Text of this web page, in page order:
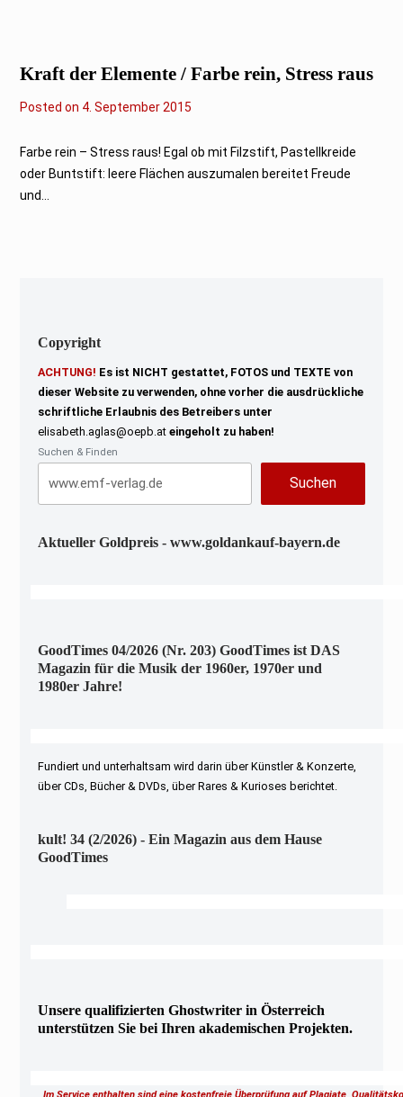
Kraft der Elemente / Farbe rein, Stress raus
Posted on 3
e
r
4. September 2015
Farbe rein – Stress raus! Egal ob mit Filzstift, Pastellkreide
oder Buntstift: leere Flächen auszumalen bereitet Freude
und...
Copyright
ACHTUNG! Es ist NICHT gestattet, FOTOS und TEXTE von
dieser Website zu verwenden, ohne vorher die ausdrückliche
schriftliche Erlaubnis des Betreibers unter
elisabeth.aglas@oepb.at eingeholt zu haben!
Suchen & Finden
Suchen
Aktueller Goldpreis - www.goldankauf-bayern.de
GoodTimes 04/2026 (Nr. 203) GoodTimes ist DAS
Magazin für die Musik der 1960er, 1970er und
1980er Jahre!
Fundiert und unterhaltsam wird darin über Künstler & Konzerte,
über CDs, Bücher & DVDs, über Rares & Kurioses berichtet.
kult! 34 (2/2026) - Ein Magazin aus dem Hause
GoodTimes
Unsere qualifizierten Ghostwriter in Österreich
unterstützen Sie bei Ihren akademischen Projekten.